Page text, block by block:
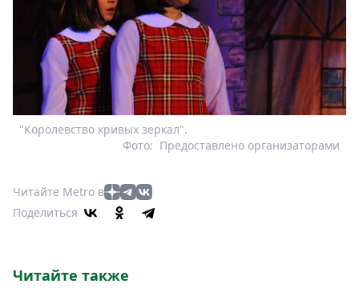
"Королевство кривых зеркал".
Предоставлено организаторами
Фото:
Читайте Metro в
Поделиться
Читайте также